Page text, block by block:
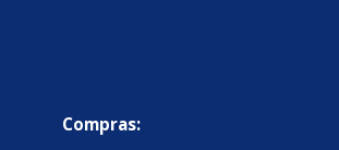
Compras: